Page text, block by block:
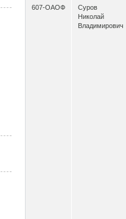
607-ОАОФ
Суров
Николай
Владимирович